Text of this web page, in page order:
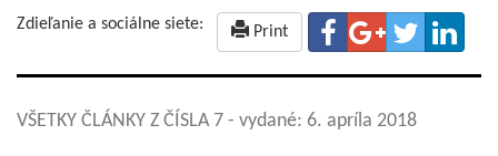
Zdieľanie a sociálne siete: Print
VŠETKY ČLÁNKY Z ČÍSLA 7 - vydané: 6. apríla 2018